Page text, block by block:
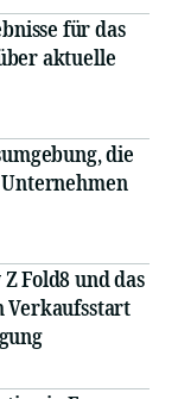
für das
aktuelle
die
Fold8 und das
Verkaufsstart